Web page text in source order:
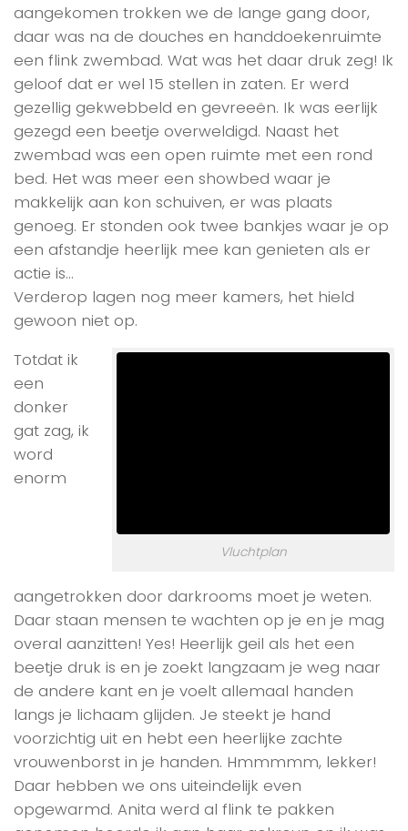
aangekomen trokken we de lange gang door,
daar was na de douches en handdoekenruimte
een flink zwembad. Wat was het daar druk zeg! Ik
geloof dat er wel 15 stellen in zaten. Er werd
gezellig gekwebbeld en gevreeën. Ik was eerlijk
gezegd een beetje overweldigd. Naast het
zwembad was een open ruimte met een rond
bed. Het was meer een showbed waar je
makkelijk aan kon schuiven, er was plaats
genoeg. Er stonden ook twee bankjes waar je op
een afstandje heerlijk mee kan genieten als er
actie is…
Verderop lagen nog meer kamers, het hield
gewoon niet op.
Vluchtplan
Totdat ik
een
donker
gat zag, ik
word
enorm
aangetrokken door darkrooms moet je weten.
Daar staan mensen te wachten op je en je mag
overal aanzitten! Yes! Heerlijk geil als het een
beetje druk is en je zoekt langzaam je weg naar
de andere kant en je voelt allemaal handen
langs je lichaam glijden. Je steekt je hand
voorzichtig uit en hebt een heerlijke zachte
vrouwenborst in je handen. Hmmmmm, lekker!
Daar hebben we ons uiteindelijk even
opgewarmd. Anita werd al flink te pakken